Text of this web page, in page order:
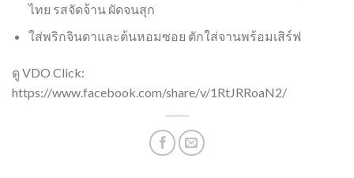
ไทย รสจัดจ้าน ผัดจนสุก
ใส่พริกจินดาและต้นหอมซอย ตักใส่จานพร้อมเสิร์ฟ
ดู VDO Click:
https://www.facebook.com/share/v/1RtJRRoaN2/